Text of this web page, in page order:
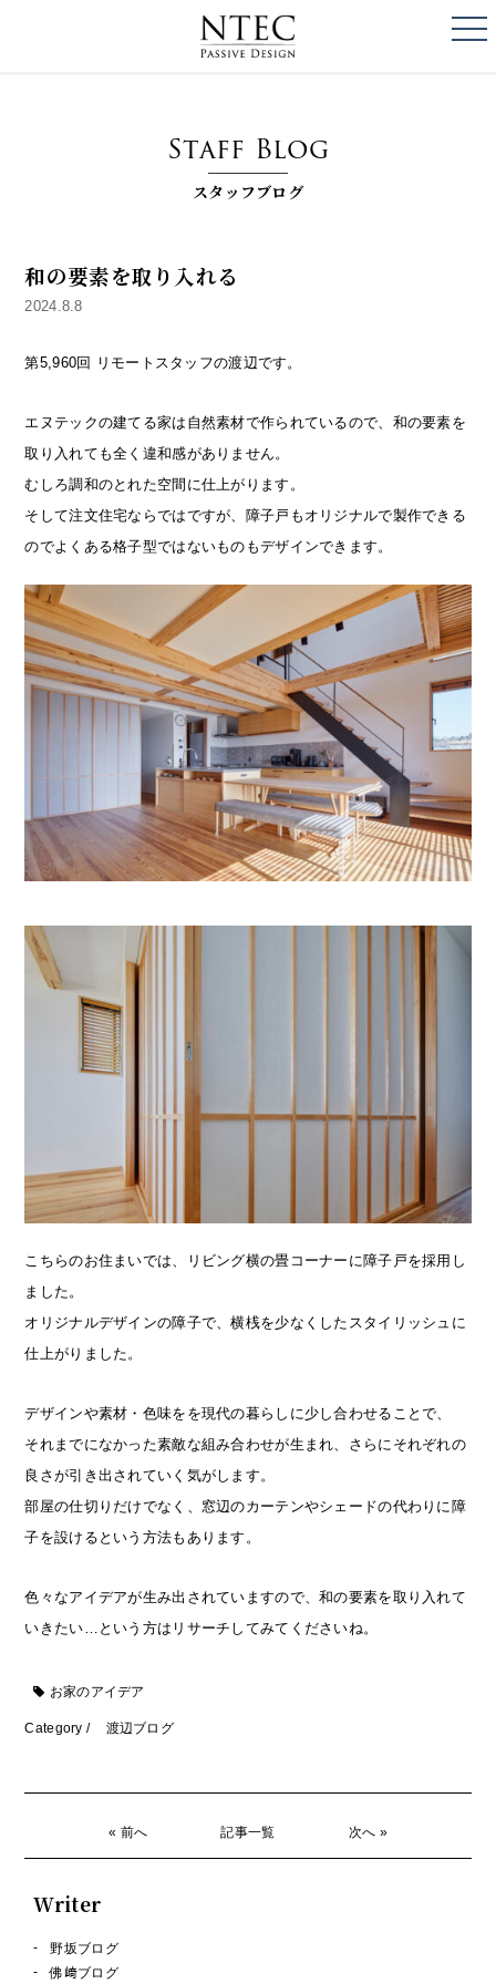
Staff Blog
スタッフブログ
和の要素を取り入れる
2024.8.8
第5,960回 リモートスタッフの渡辺です。
エヌテックの建てる家は自然素材で作られているので、和の要素を
取り入れても全く違和感がありません。
むしろ調和のとれた空間に仕上がります。
そして注文住宅ならではですが、障子戸もオリジナルで製作できる
のでよくある格子型ではないものもデザインできます。
こちらのお住まいでは、リビング横の畳コーナーに障子戸を採用し
ました。
オリジナルデザインの障子で、横桟を少なくしたスタイリッシュに
仕上がりました。
デザインや素材・色味をを現代の暮らしに少し合わせることで、
それまでになかった素敵な組み合わせが生まれ、さらにそれぞれの
良さが引き出されていく気がします。
部屋の仕切りだけでなく、窓辺のカーテンやシェードの代わりに障
子を設けるという方法もあります。
色々なアイデアが生み出されていますので、和の要素を取り入れて
いきたい…という方はリサーチしてみてくださいね。
お家のアイデア
Category / 渡辺ブログ
« 前へ 記事一覧 次へ »
Writer
野坂ブログ
佛﨑ブログ